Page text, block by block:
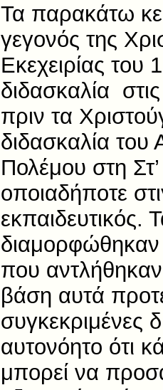
Τα παρακάτω
γεγονός της
Εκεχειρίας του
διδασκαλία στις
πριν τα
διδασκαλία του
Πολέμου στη
οποιαδήποτε
εκπαιδευτικός.
που
βάση αυτά
συγκεκριμένες
αυτονόητο ότι
μπορεί να